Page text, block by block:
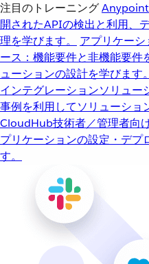
注目のトレーニング
開されたAPIの検出と利用、
理を学びます。
アプリケー
ース：機能要件と非機能要件
ューションの設計を学びます。
インテグレーションソリュー
事例を利用してソリューショ
CloudHub技術者／管理者向
プリケーションの設定・デプ
す。